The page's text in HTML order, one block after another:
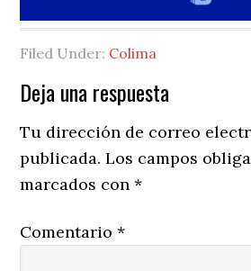
Filed Under: Colima
Reader
Interactions
Deja una respuesta
Tu dirección de correo
publicada. Los campos
marcados con*
Comentario*